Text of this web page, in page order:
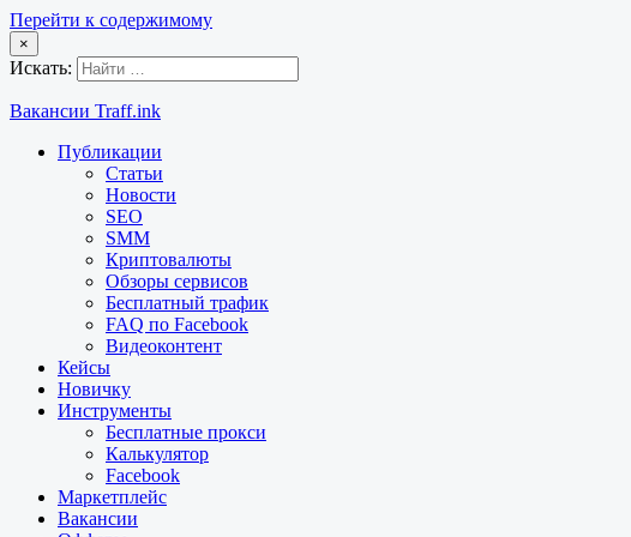
Перейти к содержимому
×
Искать:
Вакансии Traff.ink
Публикации
Статьи
Новости
SEO
SMM
Криптовалюты
Обзоры сервисов
Бесплатный трафик
FAQ по Facebook
Видеоконтент
Кейсы
Новичку
Инструменты
Бесплатные прокси
Калькулятор
Facebook
Маркетплейс
Вакансии